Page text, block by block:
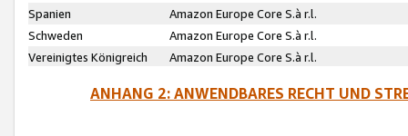
Spanien
Amazon Europe Core S.à r.l.
Schweden
Amazon Europe Core S.à r.l.
Vereinigtes Königreich
Amazon Europe Core S.à r.l.
ANHANG 2: ANWENDBARES RECHT UND